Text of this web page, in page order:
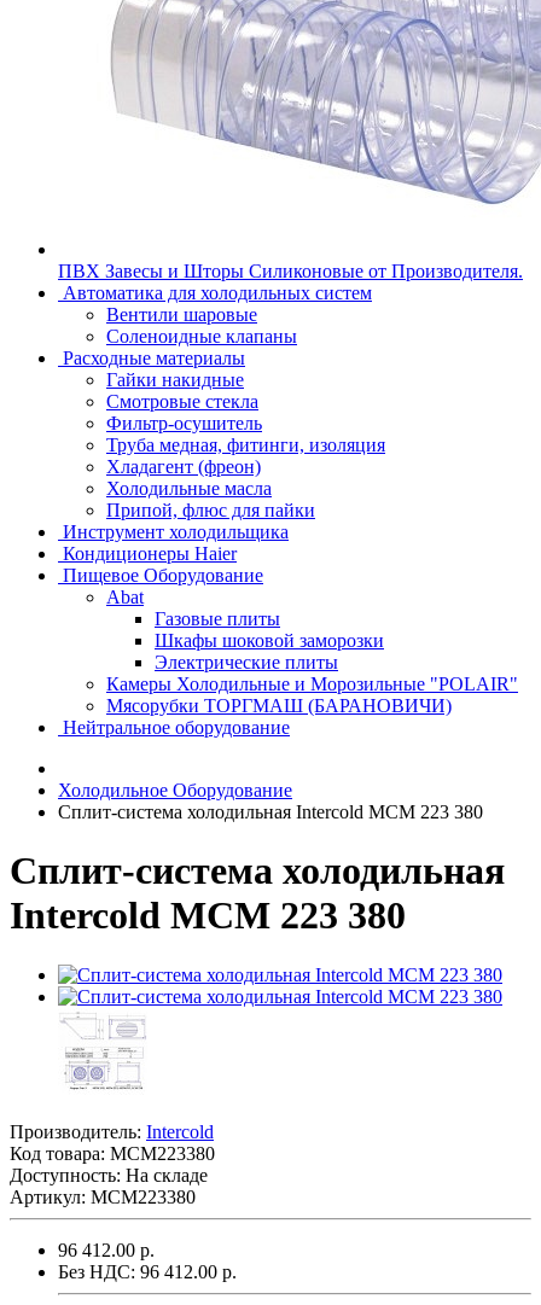
ПВХ Завесы и Шторы Силиконовые от Производителя.
Автоматика для холодильных систем
Вентили шаровые
Соленоидные клапаны
Расходные материалы
Гайки накидные
Смотровые стекла
Фильтр-осушитель
Труба медная, фитинги, изоляция
Хладагент (фреон)
Холодильные масла
Припой, флюс для пайки
Инструмент холодильщика
Кондиционеры Haier
Пищевое Оборудование
Abat
Газовые плиты
Шкафы шоковой заморозки
Электрические плиты
Камеры Холодильные и Морозильные "POLAIR"
Мясорубки ТОРГМАШ (БАРАНОВИЧИ)
Нейтральное оборудование
Холодильное Оборудование
Сплит-система холодильная Intercold MCM 223 380
Сплит-система холодильная
Intercold MCM 223 380
Производитель: Intercold
Код товара: MCM223380
Доступность: На складе
Артикул: MCM223380
96 412.00 р.
Без НДС: 96 412.00 р.